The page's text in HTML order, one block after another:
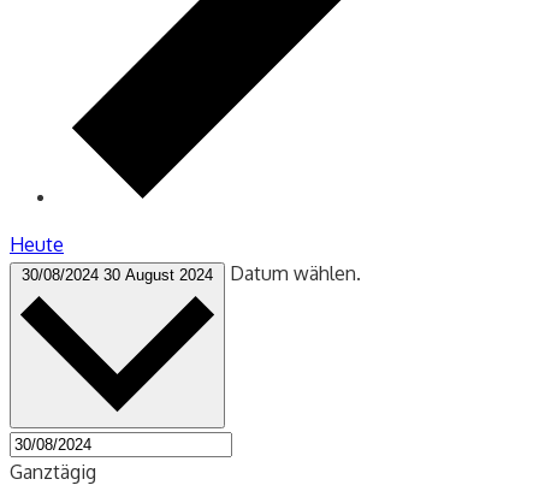
Heute
30/08/2024 30 August 2024 Datum wählen.
Ganztägig